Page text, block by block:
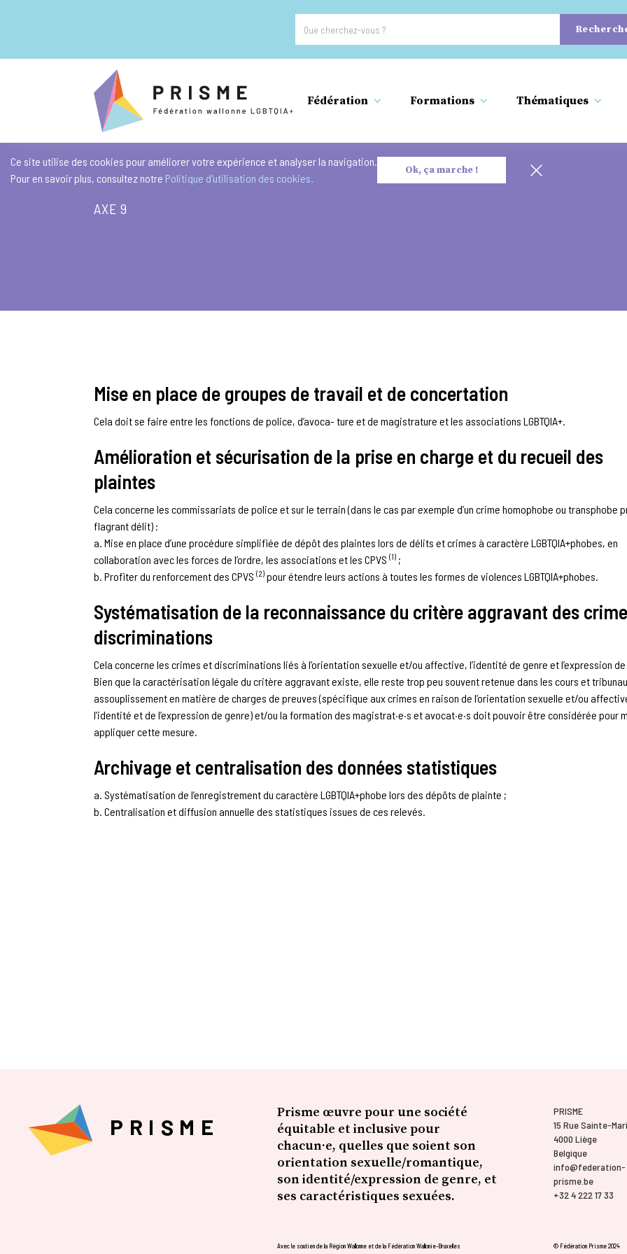
Fédération Formations Thématiques
Ce site utilise des cookies pour améliorer votre expérience et analyser la navigation.
Pour en savoir plus, consultez notre Politique d'utilisation des cookies.
Ok, ça marche !
AXE 9
Mise en place de groupes de travail et de concertation
Cela doit se faire entre les fonctions de police, d’avoca- ture et de magistrature et les associations LGBTQIA+.
Amélioration et sécurisation de la prise en charge et du recueil des
plaintes
Cela concerne les commissariats de police et sur le terrain (dans le cas par exemple d’un crime homophobe ou transphobe
flagrant délit) :
a. Mise en place d’une procédure simplifiée de dépôt des plaintes lors de délits et crimes à caractère LGBTQIA+phobes, en
collaboration avec les forces de l’ordre, les associations et les CPVS(1) ;
b. Profiter du renforcement des CPVS(2) pour étendre leurs actions à toutes les formes de violences LGBTQIA+phobes.
Systématisation de la reconnaissance du critère aggravant des
discriminations
Cela concerne les crimes et discriminations liés à l’orientation sexuelle et/ou affective, l’identité de genre et l’expression
Bien que la caractérisation légale du critère aggravant existe, elle reste trop peu souvent retenue dans les cours et
assouplissement en matière de charges de preuves (spécifique aux crimes en raison de l’orientation sexuelle et/ou
l’identité et de l’expression de genre) et/ou la formation des magistrat·e·s et avocat·e·s doit pouvoir être considérée pour
appliquer cette mesure.
Archivage et centralisation des données statistiques
a. Systématisation de l’enregistrement du caractère LGBTQIA+phobe lors des dépôts de plainte ;
b. Centralisation et diffusion annuelle des statistiques issues de ces relevés.
Prisme œuvre pour une société
équitable et inclusive pour
chacun·e, quelles que soient son
orientation sexuelle/romantique,
son identité/expression de genre, et
ses caractéristiques sexuées.
PRISME
15 Rue Sainte-
4000 Liège
Belgique
info@federation-
prisme.be
+32 4 222 17 33
Avec le soutien de la Région Wallonne et de la Fédération Wallonie-Bruxelles © Fédération Prisme 2024